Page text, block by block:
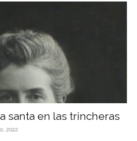
santa en las trincheras
2022